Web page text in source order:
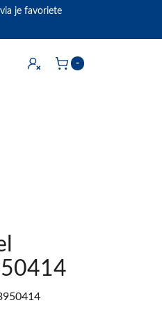
je favoriete
Inloggen -